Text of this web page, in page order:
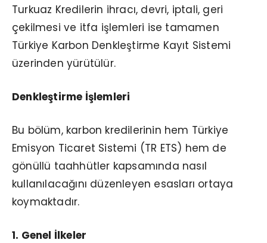
Turkuaz Kredilerin ihracı, devri, iptali, geri
çekilmesi ve itfa işlemleri ise tamamen
Türkiye Karbon Denkleştirme Kayıt Sistemi
üzerinden yürütülür.
Denkleştirme İşlemleri
Bu bölüm, karbon kredilerinin hem Türkiye
Emisyon Ticaret Sistemi (TR ETS) hem de
gönüllü taahhütler kapsamında nasıl
kullanılacağını düzenleyen esasları ortaya
koymaktadır.
1. Genel İlkeler